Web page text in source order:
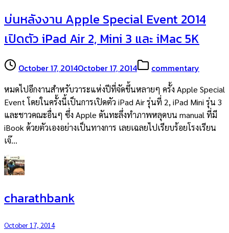
บ่นหลังงาน Apple Special Event 2014
เปิดตัว iPad Air 2, Mini 3 และ iMac 5K
October 17, 2014October 17, 2014 commentary
หมดไปอีกงานสำหรับวาระแห่งปีที่จัดขึ้นหลายๆ ครั้ง Apple Special
Event โดยในครั้งนี้เป็นการเปิดตัว iPad Air รุ่นที่ 2, iPad Mini รุ่น 3
และชาวคณะอื่นๆ ซึ่ง Apple ดันทะลึ่งทำภาพหลุดบน manual ที่มี
iBook ด้วยตัวเองอย่างเป็นทางการ เลยเฉลยไปเรียบร้อยโรงเรียน
เจ๊…
charathbank
October 17, 2014